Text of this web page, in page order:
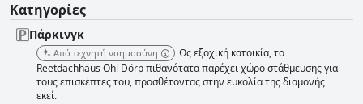
Κατηγορίες
Πάρκινγκ
Από τεχνητή νοημοσύνη
Ως εξοχική κατοικία, το
Reetdachhaus Ohl Dörp πιθανότατα παρέχει χώρο στάθμευσης για
τους επισκέπτες του, προσθέτοντας στην ευκολία της διαμονής
εκεί.